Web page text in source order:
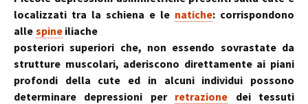
localizzati tra la schiena e le natiche: corrispondono
alle spineiliache
posteriori superiori che, non essendo sovrastate da
strutture muscolari, aderiscono direttamente ai piani
profondi della cute ed in alcuni individui possono
determinare depressioni per retrazione dei tessuti